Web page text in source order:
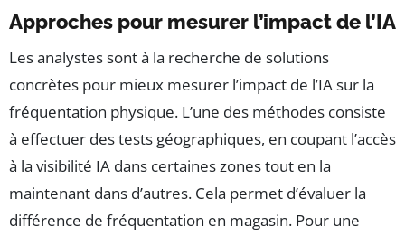
Approches pour mesurer l’impact de l’IA
Les analystes sont à la recherche de solutions
concrètes pour mieux mesurer l’impact de l’IA sur la
fréquentation physique. L’une des méthodes consiste
à effectuer des tests géographiques, en coupant l’accès
à la visibilité IA dans certaines zones tout en la
maintenant dans d’autres. Cela permet d’évaluer la
différence de fréquentation en magasin. Pour une